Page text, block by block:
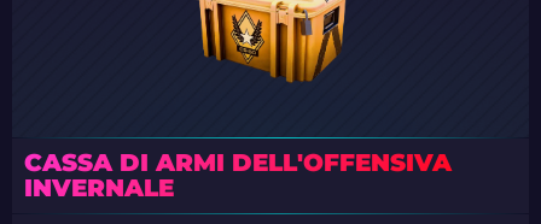
CASSA DI ARMI DELL'OFFENSIVA
INVERNALE